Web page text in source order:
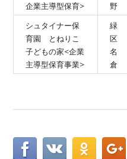
企業主導型保育>
野
シュタイナー保
育園 とねりこ
子どもの家<企業
主導型保育事業>
緑
区
名
倉